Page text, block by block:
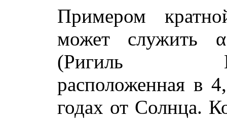
Примером
может служить
(Ригиль
расположенная в
годах от Солнца.